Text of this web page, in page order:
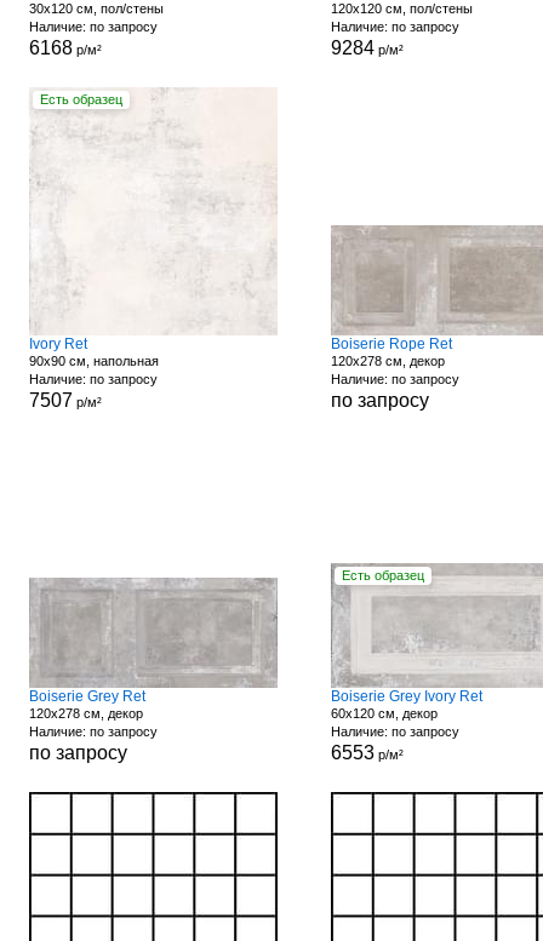
30x120 см, пол/стены
Наличие: по запросу
6168р/м²
120x120 см, пол/стены
Наличие: по запросу
9284р/м²
Есть образец
Ivory Ret
90x90 см, напольная
Наличие: по запросу
7507 р/м²
Boiserie Rope Ret
120x278 см, декор
Наличие: по запросу
по запросу
Boiserie Grey Ret
120x278 см, декор
Наличие: по запросу
по запросу
Есть образец
Boiserie Grey Ivory Ret
60x120 см, декор
Наличие: по запросу
6553р/м²